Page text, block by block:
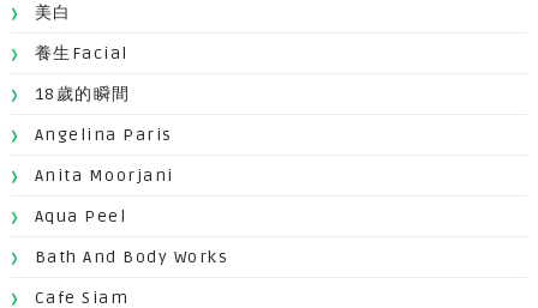
美白
養生facial
18歲的瞬間
Angelina Paris
Anita Moorjani
Aqua Peel
Bath And Body Works
Cafe Siam